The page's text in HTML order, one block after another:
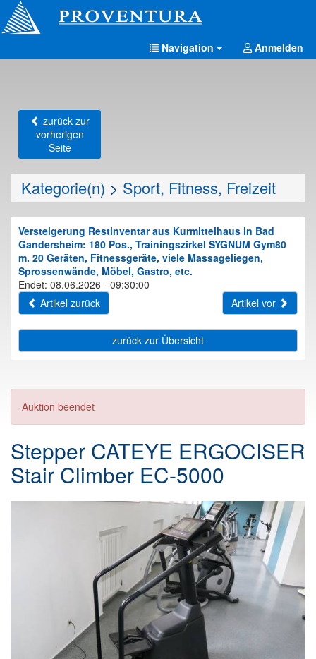
Navigation Anmelden
zurück zur
vorherigen
Seite
Kategorie(n) > Sport, Fitness, Freizeit
Versteigerung Restinventar aus Kurmittelhaus in Bad
Gandersheim: 180 Pos., Trainingszirkel SYGNUM Gym80
m. 20 Geräten, Fitnessgeräte, viele Massageliegen,
Sprossenwände, Möbel, Gastro, etc.
Endet: 08.06.2026 - 09:30:00
Artikel zurück
Artikel vor
zurück zur Übersicht
Auktion beendet
Stepper CATEYE ERGOCISER
Stair Climber EC-5000